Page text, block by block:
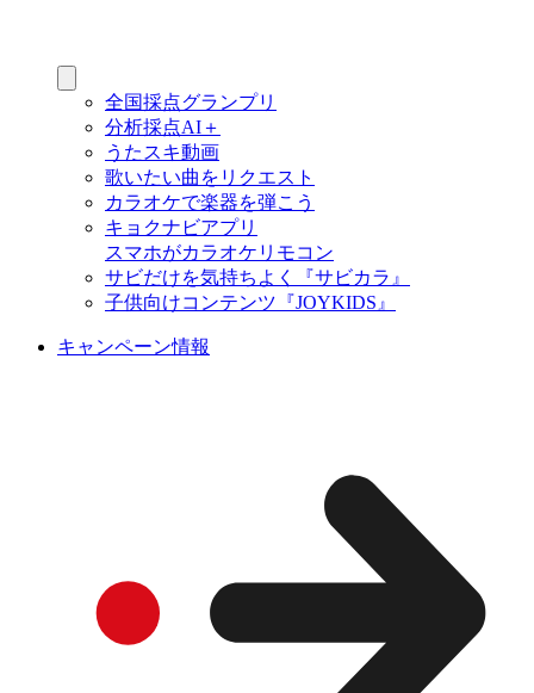
全国採点グランプリ
分析採点AI＋
うたスキ動画
歌いたい曲をリクエスト
カラオケで楽器を弾こう
キョクナビアプリ
スマホがカラオケリモコン
サビだけを気持ちよく『サビカラ』
子供向けコンテンツ『JOYKIDS』
キャンペーン情報